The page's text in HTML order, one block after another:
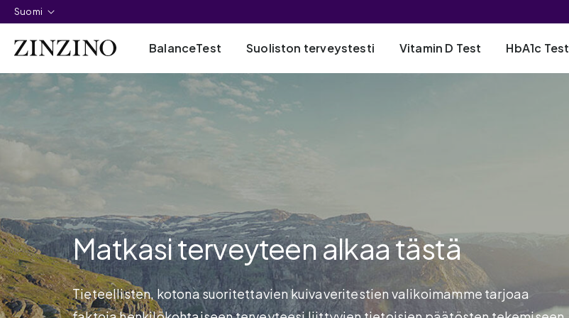
Suomi
BalanceTest Suoliston terveystesti Vitamin D Test HbA1c Test
Matkasi terveyteen alkaa tästä
Tieteellisten, kotona suoritettavien kuivaveritestien valikoimamme tarjoaa